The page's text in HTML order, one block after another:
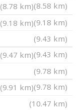
(8.58 km)
(8.78 km)
(9.18 km)
(9.18 km)
(9.43 km)
(9.43 km)
(9.47 km)
(9.78 km)
(9.78 km)
(9.91 km)
(10.47 km)